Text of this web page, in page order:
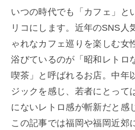
いつの時代でも「カフェ」と
リコにします。近年のSNS人
ゃれなカフェ巡りを楽しむ女
浴びているのが「昭和レトロ
喫茶」と呼ばれるお店。中年
ジックを感じ、若者にとって
にないレトロ感が斬新だと感
この記事では福岡や福岡近郊